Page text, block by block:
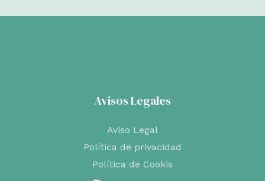
Avisos Legales
Aviso Legal
Política de privacidad
Política de Cookis